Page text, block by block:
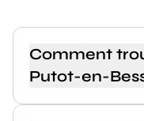
Comment
Putot-en-